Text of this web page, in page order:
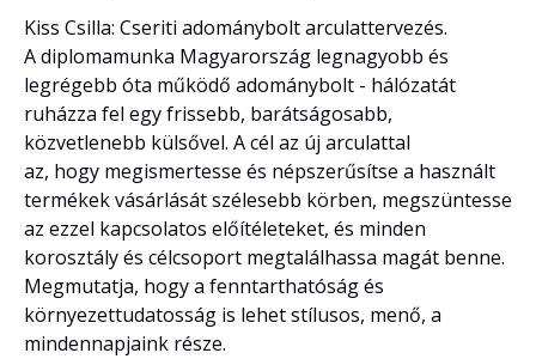
Kiss Csilla: Cseriti adománybolt arculattervezés.
A diplomamunka Magyarország legnagyobb és
legrégebb óta működő adománybolt - hálózatát
ruházza fel egy frissebb, barátságosabb,
közvetlenebb külsővel. A cél az új arculattal
az, hogy megismertesse és népszerűsítse a használt
termékek vásárlását szélesebb körben, megszüntesse
az ezzel kapcsolatos előítéleteket, és minden
korosztály és célcsoport megtalálhassa magát benne.
Megmutatja, hogy a fenntarthatóság és
környezettudatosság is lehet stílusos, menő, a
mindennapjaink része.